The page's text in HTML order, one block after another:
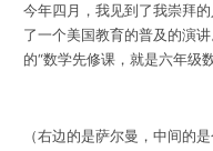
今年四月，我见到了我崇拜
了一个美国教育的普及的演
的“数学先修课，就是六年级
（右边的是萨尔曼，中间的